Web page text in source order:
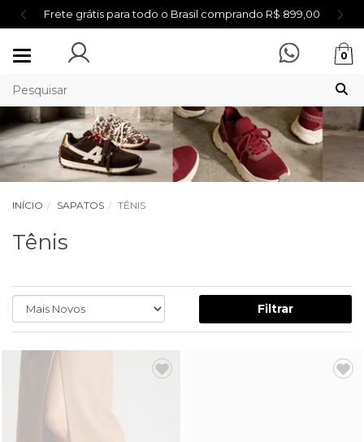
Frete grátis para todo o Brasil comprando R$ 899,00
Mudar
0
INÍCIO SAPATOS TÊNIS
Tênis
Filtrar